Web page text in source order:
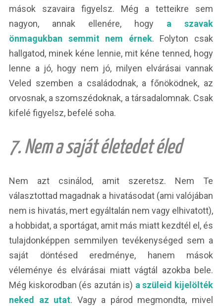
mások szavaira figyelsz. Még a tetteikre sem
nagyon, annak ellenére, hogy a szavak
önmagukban semmit nem érnek. Folyton csak
hallgatod, minek kéne lennie, mit kéne tenned, hogy
lenne a jó, hogy nem jó, milyen elvárásai vannak
Veled szemben a családodnak, a főnöködnek, az
orvosnak, a szomszédoknak, a társadalomnak. Csak
kifelé figyelsz, befelé soha.
7. Nem a saját életedet éled
Nem azt csinálod, amit szeretsz. Nem Te
választottad magadnak a hivatásodat (ami valójában
nem is hivatás, mert egyáltalán nem vagy elhivatott),
a hobbidat, a sportágat, amit más miatt kezdtél el, és
tulajdonképpen semmilyen tevékenységed sem a
saját döntésed eredménye, hanem mások
véleménye és elvárásai miatt vágtál azokba bele.
Még kiskorodban (és azután is) a szüleid kijelölték
neked az utat. Vagy a párod megmondta, mivel